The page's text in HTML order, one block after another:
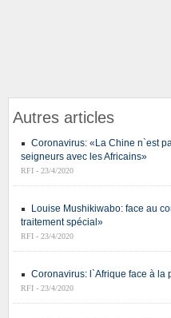
Autres articles
Coronavirus: «La Chine n`est
seigneurs avec les Africains»
RFI - 23/4/2020
Louise Mushikiwabo: face au
traitement spécial»
RFI - 23/4/2020
Coronavirus: l`Afrique face à la
RFI - 23/4/2020